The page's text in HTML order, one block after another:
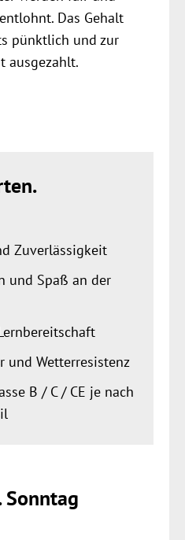
Das Gehalt
pünktlich und zur
ausgezahlt.
Zuverlässigkeit
und Spaß an der
und Wetterresistenz
B / C / CE je nach
Sonntag